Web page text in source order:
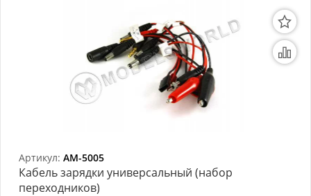
Артикул: AM-5005
Кабель зарядки универсальный (набор
переходников)